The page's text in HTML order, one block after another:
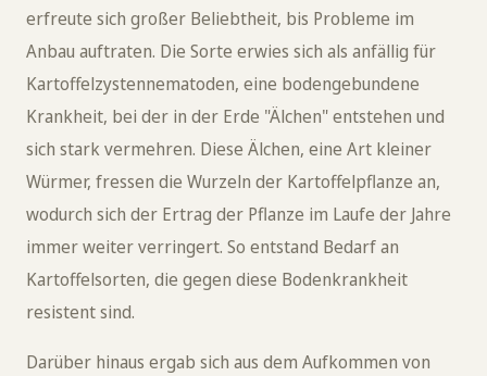
erfreute sich großer Beliebtheit, bis Probleme im
Anbau auftraten. Die Sorte erwies sich als anfällig für
Kartoffelzystennematoden, eine bodengebundene
Krankheit, bei der in der Erde "Älchen" entstehen und
sich stark vermehren. Diese Älchen, eine Art kleiner
Würmer, fressen die Wurzeln der Kartoffelpflanze an,
wodurch sich der Ertrag der Pflanze im Laufe der Jahre
immer weiter verringert. So entstand Bedarf an
Kartoffelsorten, die gegen diese Bodenkrankheit
resistent sind.
Darüber hinaus ergab sich aus dem Aufkommen von